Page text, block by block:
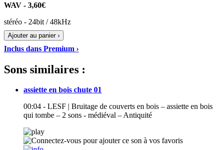
WAV - 3,60€
stéréo - 24bit / 48kHz
Ajouter au panier ›
Inclus dans Premium ›
Sons similaires :
assiette en bois chute 01
00:04 - LESF | Bruitage de couverts en bois – assiette en bois
qui tombe – 2 sons - médiéval – Antiquité